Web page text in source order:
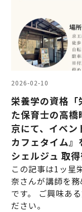
2026-02-10
栄養学の資格
た保育士の高
京にて、イベン
カフェタイム
シェルジュ 取
この記事は1ッ星
奈さんが講師を
です。 ご興味あ
ださい。